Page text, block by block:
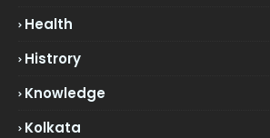
Health
Histrory
Knowledge
Kolkata